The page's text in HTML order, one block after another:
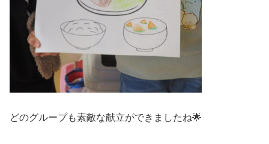
どのグループも素敵な献立ができましたね🌟